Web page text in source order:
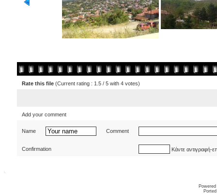
Rate this file (Current rating : 1.5 / 5 with 4 votes)
Add your comment
Name Comment
Confirmation Κάντε αντιγραφή-